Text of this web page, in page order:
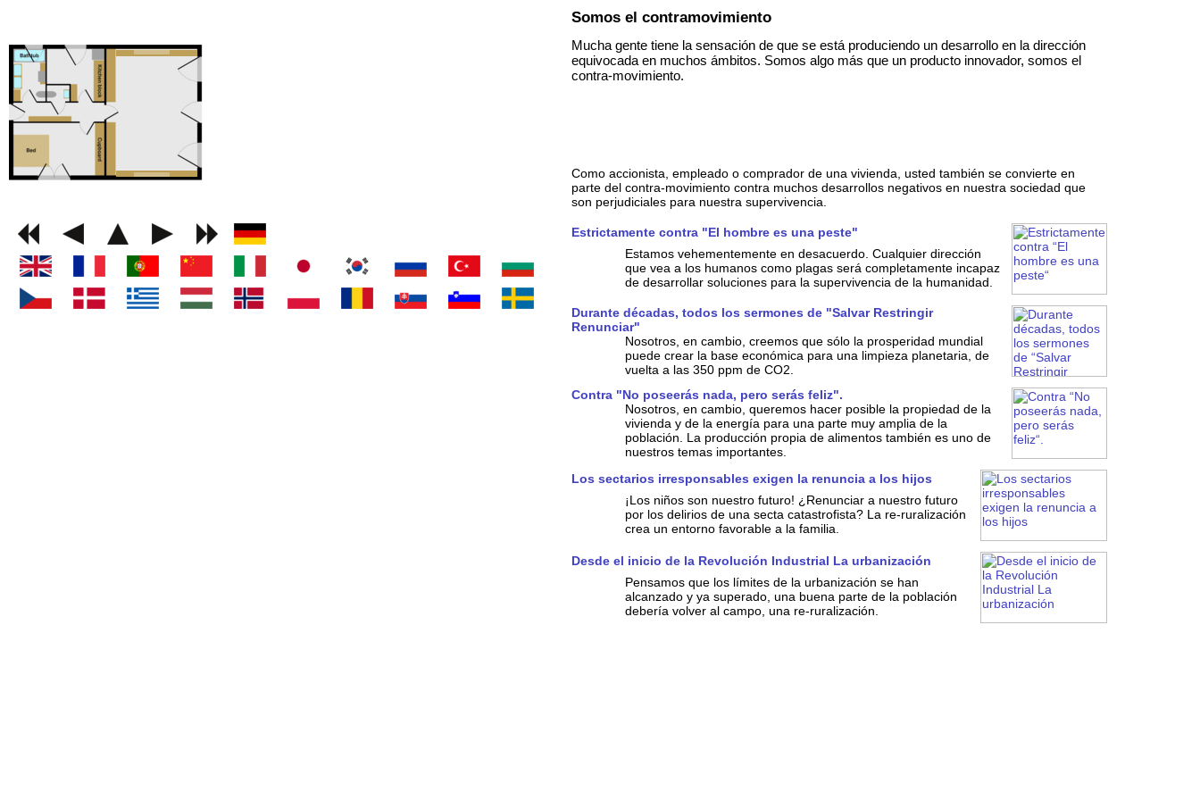
Somos el contramovimiento
Mucha gente tiene la sensación de que se está produciendo un desarrollo en la dirección
equivocada en muchos ámbitos. Somos algo más que un producto innovador, somos el
contra-movimiento.
Como accionista, empleado o comprador de una vivienda, usted también se convierte en
parte del contra-movimiento contra muchos desarrollos negativos en nuestra sociedad que
son perjudiciales para nuestra supervivencia.
Estrictamente contra "El hombre es una peste"
Estamos vehementemente en desacuerdo. Cualquier dirección
que vea a los humanos como plagas será completamente incapaz
de desarrollar soluciones para la supervivencia de la humanidad.
Durante décadas, todos los sermones de "Salvar Restringir
Renunciar"
Nosotros, en cambio, creemos que sólo la prosperidad mundial
puede crear la base económica para una limpieza planetaria, de
vuelta a las 350 ppm de CO2.
Contra "No poseerás nada, pero serás feliz".
Nosotros, en cambio, queremos hacer posible la propiedad de la
vivienda y de la energía para una parte muy amplia de la
población. La producción propia de alimentos también es uno de
nuestros temas importantes.
Los sectarios irresponsables exigen la renuncia a los hijos
¡Los niños son nuestro futuro! ¿Renunciar a nuestro futuro
por los delirios de una secta catastrofista? La re-ruralización
crea un entorno favorable a la familia.
Desde el inicio de la Revolución Industrial La urbanización
Pensamos que los límites de la urbanización se han
alcanzado y ya superado, una buena parte de la población
debería volver al campo, una re-ruralización.